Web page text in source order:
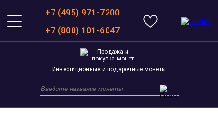
+7 (495) 971-7200
+7 (800) 101-6047
Инвестиционные и подарочные монеты